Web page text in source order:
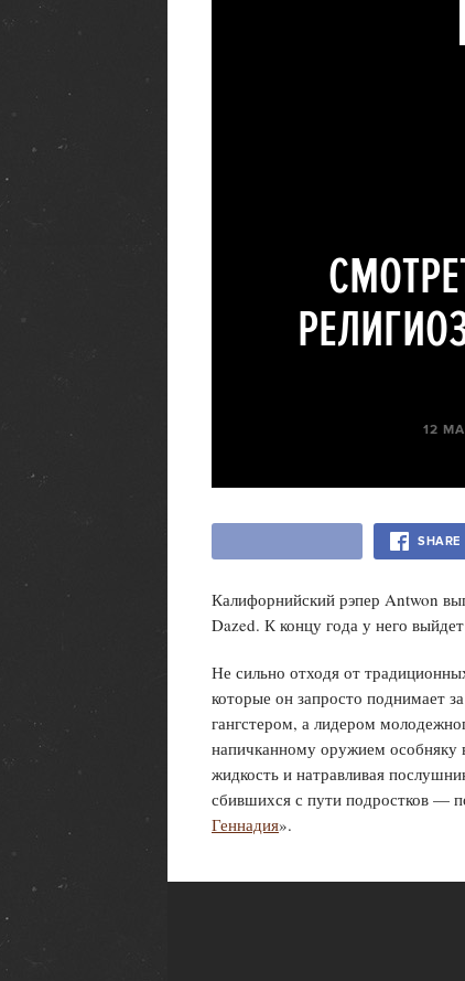
12
SHARE
Калифорнийский рэпер Antwon
Dazed. К концу года у него
Не сильно отходя от
которые он запросто поднимает
гангстером, а лидером
напичканному оружием особняку
жидкость и натравливая
сбившихся с пути подростков —
Геннадия».